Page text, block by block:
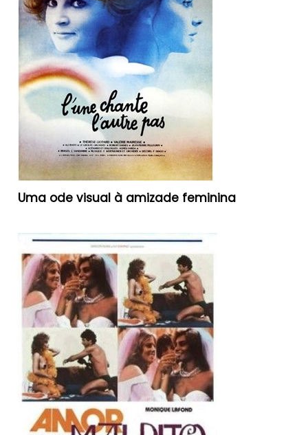
Uma ode visual à amizade feminina